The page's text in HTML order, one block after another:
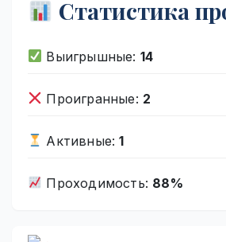
Статистика
Выигрышные: 14
Проигранные: 2
Активные:1
Проходимость: 88%